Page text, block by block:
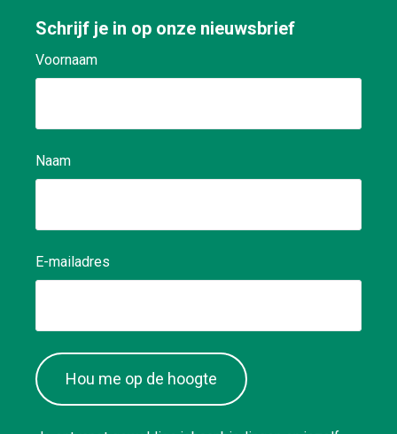
Schrijf je in op onze nieuwsbrief
Voornaam
Naam
E-mailadres
Hou me op de hoogte